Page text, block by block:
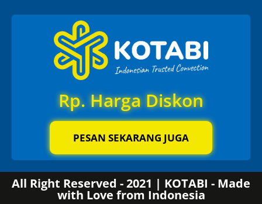
Rp. Harga Diskon
PESAN SEKARANG JUGA
All Right Reserved - 2021 | KOTABI - Made
with Love from Indonesia